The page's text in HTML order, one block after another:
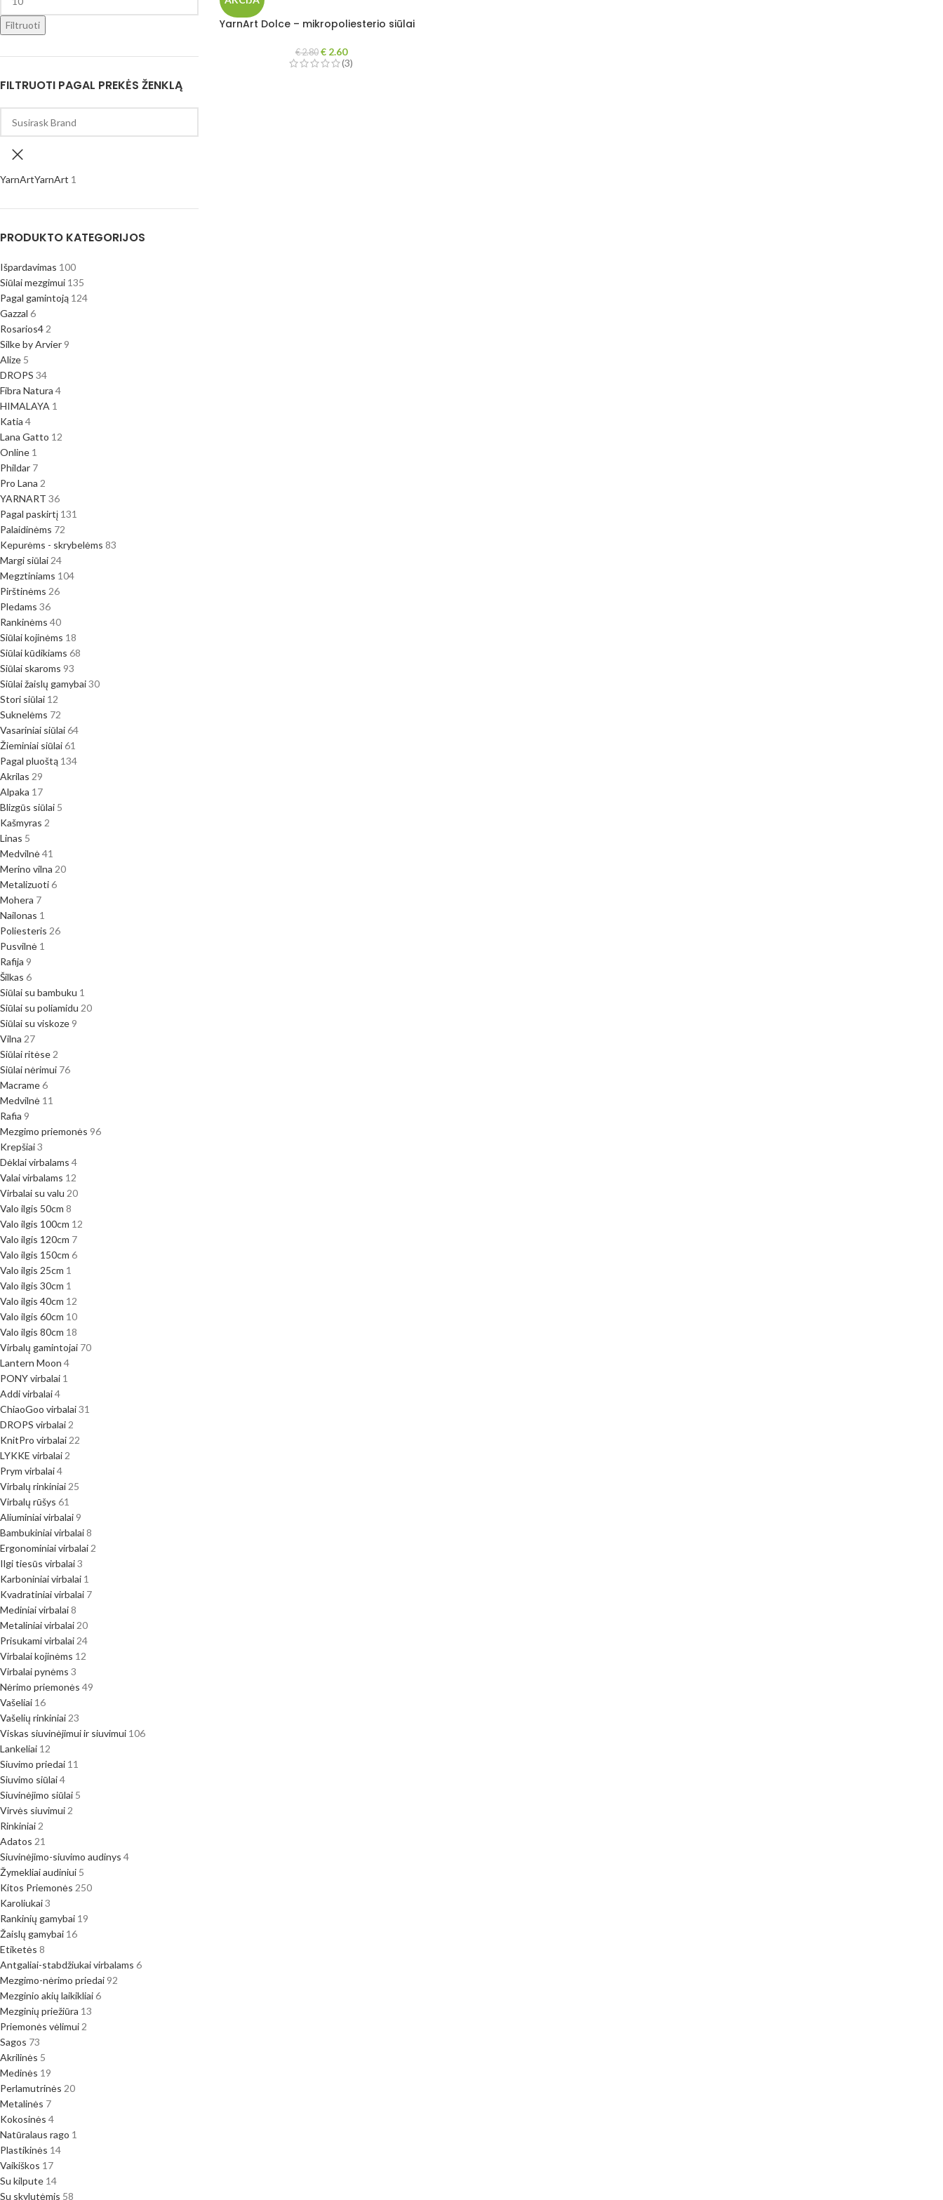
Filtruoti
FILTRUOTI PAGAL PREKĖS ŽENKLĄ
YarnArtYarnArt 1
PRODUKTO KATEGORIJOS
Išpardavimas 100
Siūlai mezgimui 135
Pagal gamintoją 124
Gazzal 6
Rosarios4 2
Silke by Arvier 9
Alize 5
DROPS 34
Fibra Natura 4
HIMALAYA 1
Katia 4
Lana Gatto 12
Online 1
Phildar 7
Pro Lana 2
YARNART 36
Pagal paskirtį 131
Palaidinėms 72
Kepurėms - skrybelėms 83
Margi siūlai 24
Megztiniams 104
Pirštinėms 26
Pledams 36
Rankinėms 40
Siūlai kojinėms 18
Siūlai kūdikiams 68
Siūlai skaroms 93
Siūlai žaislų gamybai30
Stori siūlai 12
Suknelėms 72
Vasariniai siūlai64
Žieminiai siūlai61
Pagal pluoštą 134
Akrilas 29
Alpaka 17
Blizgūs siūlai 5
Kašmyras 2
Linas 5
Medvilnė41
Merino vilna 20
Metalizuoti6
Mohera 7
Nailonas 1
Poliesteris 26
Pusvilnė 1
Rafija 9
Šilkas 6
Siūlai su bambuku 1
Siūlai su poliamidu 20
Siūlai su viskoze 9
Vilna 27
Siūlai ritėse 2
Siūlai nėrimui 76
Macrame6
Medvilnė 11
Rafia 9
Mezgimo priemonės 96
Krepšiai3
Dėklai virbalams 4
Valai virbalams 12
Virbalai su valu 20
Valo ilgis 50cm 8
Valo ilgis 100cm 12
Valo ilgis 120cm 7
Valo ilgis 150cm 6
Valo ilgis 25cm 1
Valo ilgis 30cm 1
Valo ilgis 40cm 12
Valo ilgis 60cm 10
Valo ilgis 80cm 18
Virbalų gamintojai 70
Lantern Moon 4
PONY virbalai 1
Addi virbalai4
ChiaoGoo virbalai31
DROPS virbalai 2
KnitPro virbalai 22
LYKKE virbalai 2
Prym virbalai4
Virbalų rinkiniai 25
Virbalų rūšys 61
Aliuminiai virbalai 9
Bambukiniai virbalai8
Ergonominiai virbalai 2
Ilgi tiesūs virbalai3
Karboniniai virbalai 1
Kvadratiniai virbalai 7
Mediniai virbalai8
Metaliniai virbalai 20
Prisukami virbalai 24
Virbalai kojinėms 12
Virbalai pynėms 3
Nėrimo priemonės 49
Vašeliai 16
Vašelių rinkiniai 23
Viskas siuvinėjimui ir siuvimui 106
Lankeliai 12
Siuvimo priedai 11
Siuvimo siūlai4
Siuvinėjimo siūlai 5
Virvės siuvimui 2
Rinkiniai 2
Adatos 21
Siuvinėjimo-siuvimo audinys 4
Žymekliai audiniui 5
Kitos Priemonės 250
Karoliukai3
Rankinių gamybai 19
Žaislų gamybai 16
Etiketės 8
Antgaliai-stabdžiukai virbalams 6
Mezgimo-nėrimo priedai 92
Mezginio akių laikikliai6
Mezginių priežiūra 13
Priemonės vėlimui 2
Sagos 73
Akrilinės 5
Medinės 19
Perlamutrinės 20
Metalinės 7
Kokosinės 4
Natūralaus rago 1
Plastikinės 14
Vaikiškos 17
Su kilpute 14
Su skylutėmis 58
YarnArt Dolce – mikropoliesterio siūlai
€2.80 €2.60
(3)